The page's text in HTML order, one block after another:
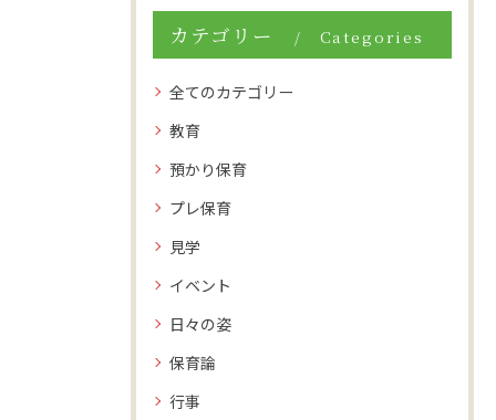
カテゴリー Categories
全てのカテゴリー
教育
預かり保育
プレ保育
見学
イベント
日々の姿
保育論
行事